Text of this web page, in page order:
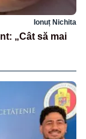
Ionuț Nichita
„Cât să mai